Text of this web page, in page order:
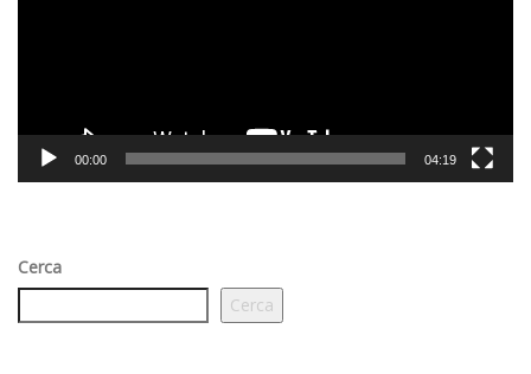
00:00 04:19
Cerca
Cerca